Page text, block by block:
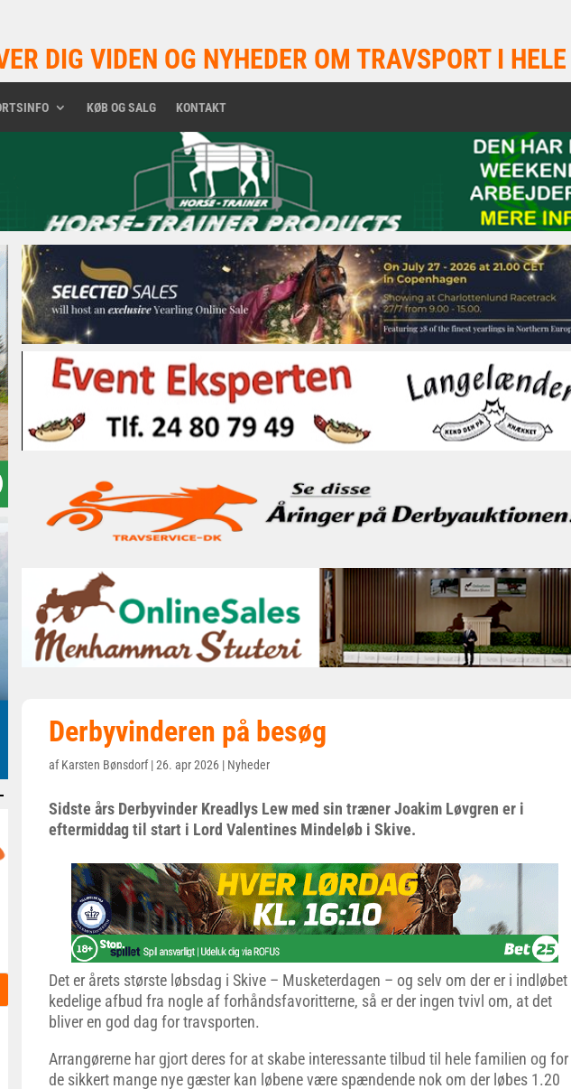
DIG VIDEN OG NYHEDER OM TRAVSPORT I
KØB OG SALG KONTAKT
Derbyvinderen på besøg
afKarsten Bønsdorf|26. apr 2026 | Nyheder
Sidste års Derbyvinder Kreadlys Lew med sin træner Joakim Løvgren er i
eftermiddag til start i Lord Valentines Mindeløb i Skive.
Det er årets største løbsdag i Skive – Musketerdagen – og selv om der er i indløbet
kedelige afbud fra nogle af forhåndsfavoritterne, så er der ingen tvivl om, at det
bliver en god dag for travsporten.
Arrangørerne har gjort deres for at skabe interessante tilbud til hele familien og for
de sikkert mange nye gæster kan løbene være spændende nok om der løbes 1.20